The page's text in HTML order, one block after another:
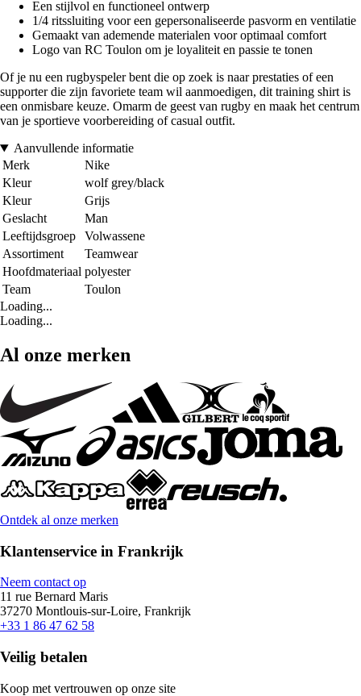
Een stijlvol en functioneel ontwerp
1/4 ritssluiting voor een gepersonaliseerde pasvorm en ventilatie
Gemaakt van ademende materialen voor optimaal comfort
Logo van RC Toulon om je loyaliteit en passie te tonen
Of je nu een rugbyspeler bent die op zoek is naar prestaties of een
supporter die zijn favoriete team wil aanmoedigen, dit training shirt is
een onmisbare keuze. Omarm de geest van rugby en maak het centrum
van je sportieve voorbereiding of casual outfit.
Aanvullende informatie
Merk
Nike
Kleur
wolf grey/black
Kleur
Grijs
Geslacht
Man
Leeftijdsgroep
Volwassene
Assortiment
Teamwear
Hoofdmateriaal polyester
Team
Toulon
Loading...
Loading...
Al onze merken
Ontdek al onze merken
Klantenservice in Frankrijk
Neem contact op
11 rue Bernard Maris
37270 Montlouis-sur-Loire, Frankrijk
+33 1 86 47 62 58
Veilig betalen
Koop met vertrouwen op onze site